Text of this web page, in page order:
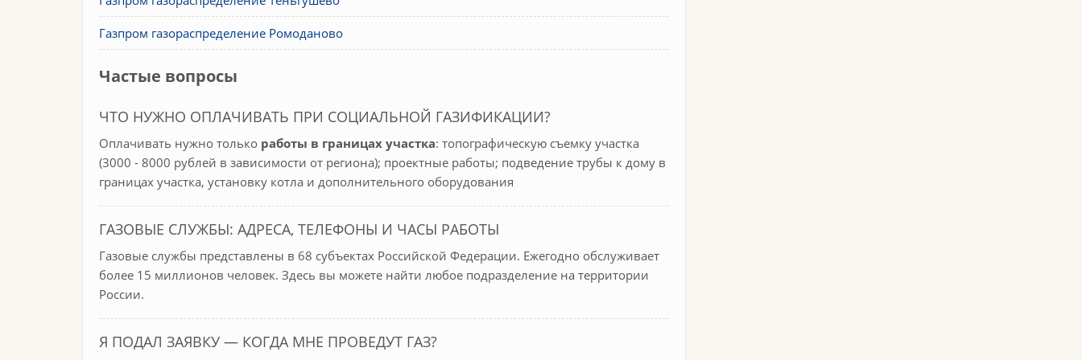
Газпром газораспределение Ромоданово
Частые вопросы
ЧТО НУЖНО ОПЛАЧИВАТЬ ПРИ СОЦИАЛЬНОЙ ГАЗИФИКАЦИИ?
Оплачивать нужно только работы в границах участка: топографическую съемку участка
(3000 - 8000 рублей в зависимости от региона); проектные работы; подведение трубы к дому в
границах участка, установку котла и дополнительного оборудования
ГАЗОВЫЕ СЛУЖБЫ: АДРЕСА, ТЕЛЕФОНЫ И ЧАСЫ РАБОТЫ
Газовые службы представлены в 68 субъектах Российской Федерации. Ежегодно обслуживает
более 15 миллионов человек. Здесь вы можете найти любое подразделение на территории
России.
Я ПОДАЛ ЗАЯВКУ — КОГДА МНЕ ПРОВЕДУТ ГАЗ?